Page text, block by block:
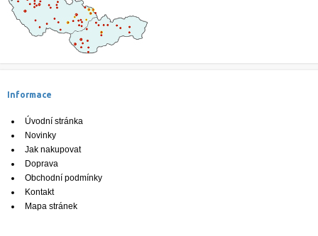
Informace
Úvodní stránka
Novinky
Jak nakupovat
Doprava
Obchodní podmínky
Kontakt
Mapa stránek